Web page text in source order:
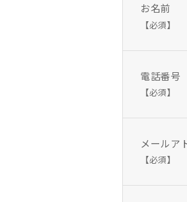
お名前
【必須】
電話番号
【必須】
メールア
【必須】